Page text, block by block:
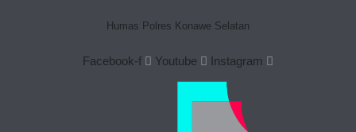
Humas Polres Konawe Selatan
Facebook-f Youtube Instagram